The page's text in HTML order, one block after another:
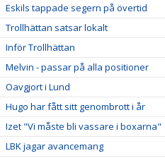
Eskils tappade segern på övertid
Trollhättan satsar lokalt
Inför Trollhättan
Melvin - passar på alla positioner
Oavgjort i Lund
Hugo har fått sitt genombrott i år
Izet "Vi måste bli vassare i boxarna"
LBK jagar avancemang